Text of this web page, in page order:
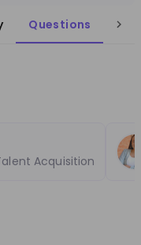
weltweit.
Questions
Acquisition